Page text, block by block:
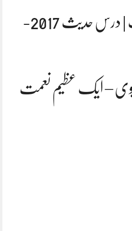
مولانا ابوبکر حنیف | درس حدیث 2017-
– ایک عظیم نعمت